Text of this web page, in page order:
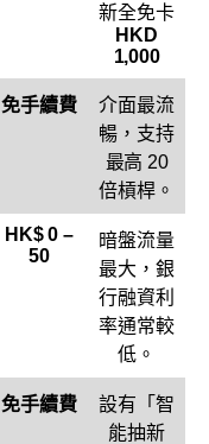
新全免卡
HKD
1,000
免手續費
介面最流
暢，支持
最高 20
倍槓桿。
HK$ 0 –
50
暗盤流量
最大，銀
行融資利
率通常較
低。
免手續費
設有「智
能抽新